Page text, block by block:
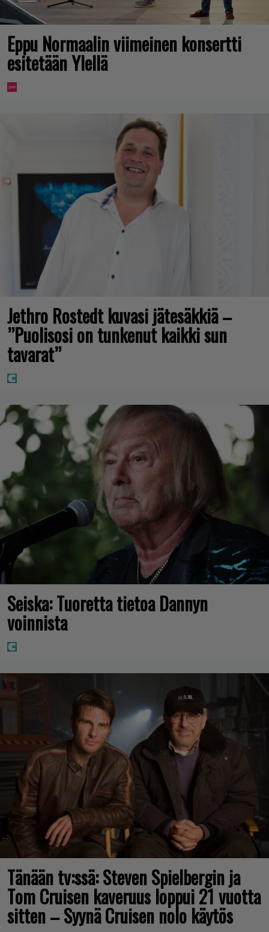
Eppu Normaalin viimeinen konsertti
esitetään Ylellä
Jethro Rostedt kuvasi jätesäkkiä –
”Puolisosi on tunkenut kaikki sun
tavarat”
Seiska: Tuoretta tietoa Dannyn
voinnista
Tänään tv:ssä: Steven Spielbergin ja
Tom Cruisen kaveruus loppui 21 vuotta
sitten – Syynä Cruisen nolo käytös